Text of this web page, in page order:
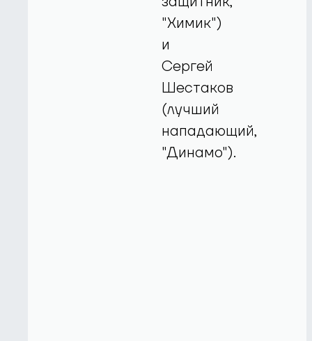
"Химик")
и
Сергей
Шестаков
(лучший
нападающий,
"Динамо").